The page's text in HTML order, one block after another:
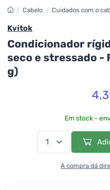
/ Cabelo / Cuidados com o
Kvitok
Condicionador
seco e stressado -
g)
Em stock -
A compra dá